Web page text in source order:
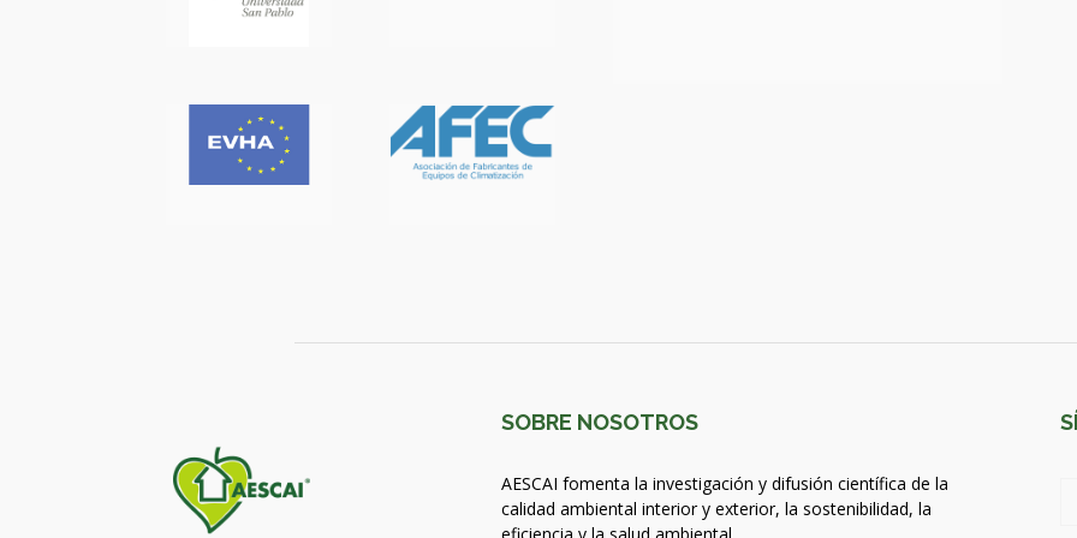
SOBRE NOSOTROS
AESCAI fomenta la investigación y difusión científica de la
calidad ambiental interior y exterior, la sostenibilidad, la